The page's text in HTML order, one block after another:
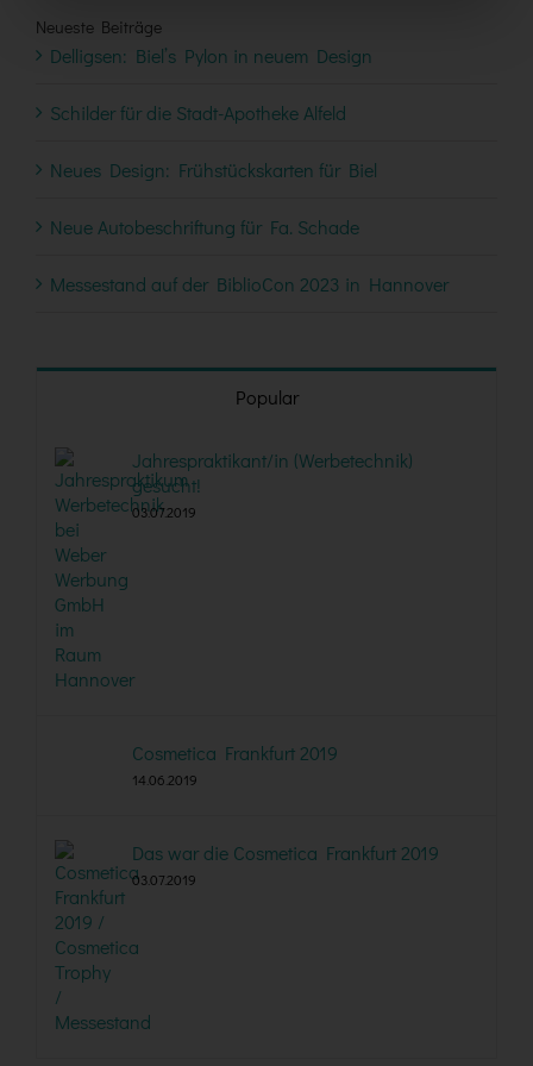
Neueste Beiträge
Delligsen: Biel’s Pylon in neuem Design
Schilder für die Stadt-Apotheke Alfeld
Neues Design: Frühstückskarten für Biel
Neue Autobeschriftung für Fa. Schade
Messestand auf der BiblioCon 2023 in Hannover
Popular
Jahrespraktikant/in (Werbetechnik)
gesucht!
03.07.2019
Cosmetica Frankfurt 2019
14.06.2019
Das war die Cosmetica Frankfurt 2019
03.07.2019